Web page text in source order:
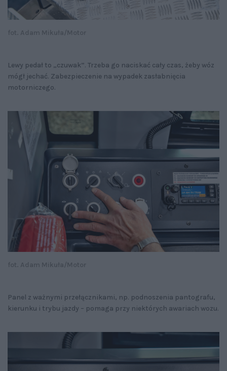
Lewy pedał to „czuwak”. Trzeba go naciskać cały czas, żeby wóz
mógł jechać. Zabezpieczenie na wypadek zasłabnięcia
motorniczego.
Panel z ważnymi przełącznikami, np. podnoszenia pantografu,
kierunku i trybu jazdy – pomaga przy niektórych awariach wozu.